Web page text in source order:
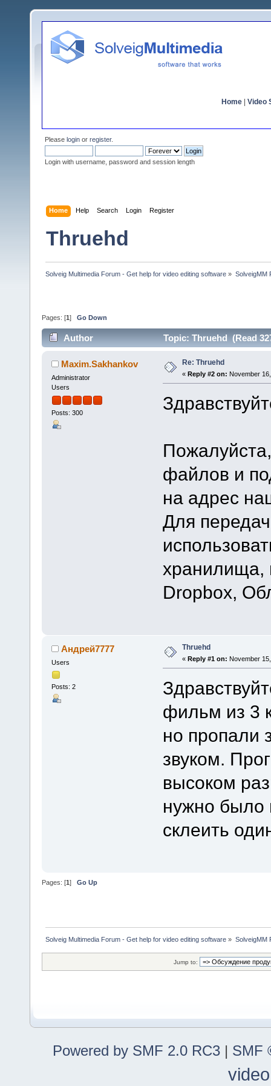
Home Video
Please login or register.
Login with username, password and session length
Home Help Search Login Register
Thruehd
Solveig Multimedia Forum - Get help for video editing software » SolveigMM
Pages: [1 ] Go Down
Author Topic: Thruehd (Read
Maxim.Sakhankov
Administrator
Users
Posts: 300
Re: Thruehd
« Reply #2 on: November
файлов и
на адрес
Для
хранилища,
Dropbox,
Андрей7777
Users
Posts: 2
Thruehd
« Reply #1 on: November
фильм из 3
но пропали
звуком.
высоком
нужно было
склеить
Pages: [1] Go Up
Solveig Multimedia Forum - Get help for video editing software » SolveigMM
Jump to:
Powered by SMF 2.0 RC3 | SMF